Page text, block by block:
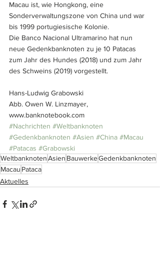
Macau ist, wie Hongkong, eine
Sonderverwaltungszone von China und war
bis 1999 portugiesische Kolonie.
Die Banco Nacional Ultramarino hat nun
neue Gedenkbanknoten zu je 10 Patacas
zum Jahr des Hundes (2018) und zum Jahr
des Schweins (2019) vorgestellt.
Hans-Ludwig Grabowski
Abb. Owen W. Linzmayer,
www.banknotebook.com
#Nachrichten #Weltbanknoten
#Gedenkbanknoten #Asien #China #Macau
#Patacas #Grabowski
WeltbanknotenAsien BauwerkeGedenkbanknoten
Macau Pataca
Aktuelles